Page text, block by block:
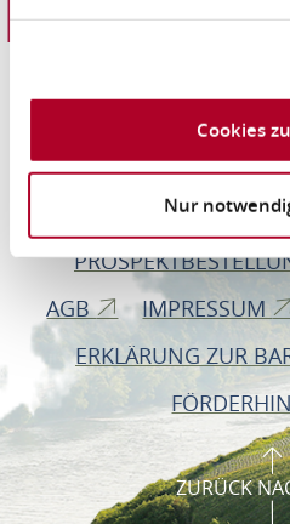
Cookies
Nur
Romantischer Rhein
56112
AGB
IMPRESSUM
ERKLÄRUNG ZUR
ZURÜCK